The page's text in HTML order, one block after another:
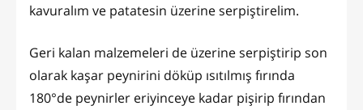
kavuralım ve patatesin üzerine serpiştirelim.
Geri kalan malzemeleri de üzerine serpiştirip son
olarak kaşar peynirini döküp ısıtılmış fırında
180°de peynirler eriyinceye kadar pişirip fırından